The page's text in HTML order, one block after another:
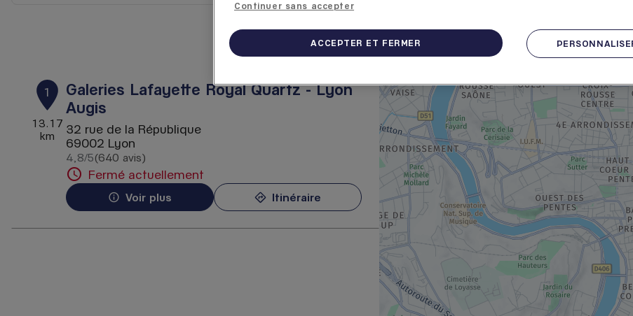
1 boutique Galeries Lafayette Royal Quartz à
1
13.17
km
Galeries Lafayette Royal Quartz - Lyon
Augis
32 rue de la République
69002 Lyon
4,8/5 Note de 4.8 sur 5
(640 avis)
Fermé actuellement
Voir plus Itinéraire
Continuer sans accepter
ACCEPTER ET FERMER